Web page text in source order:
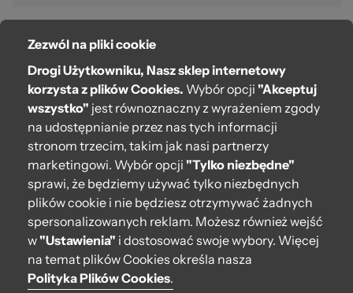
O bag
Pomoc
Moje O bag
Kontakt
222 571 414
bok@obagstore.pl
WhatsApp O bag Polska
Pon.-pt. w godz 08:00 - 16:00
Zezwól na pliki cookie
Drogi Użytkowniku, Nasz sklep internetowy
korzysta z plików Cookies. Wybór opcji "Akceptuj
wszystko" jest równoznaczny z wyrażeniem zgody
na udostępnianie przez nas tych informacji
stronom trzecim, takim jak nasi partnerzy
marketingowi. Wybór opcji "Tylko niezbędne"
sprawi, że będziemy używać tylko niezbędnych
plików cookie i nie będziesz otrzymywać żadnych
spersonalizowanych reklam. Możesz również wejść
w"Ustawienia" i dostosować swoje wybory. Więcej
na temat plików Cookies określa nasza
Polityka Plików Cookies.